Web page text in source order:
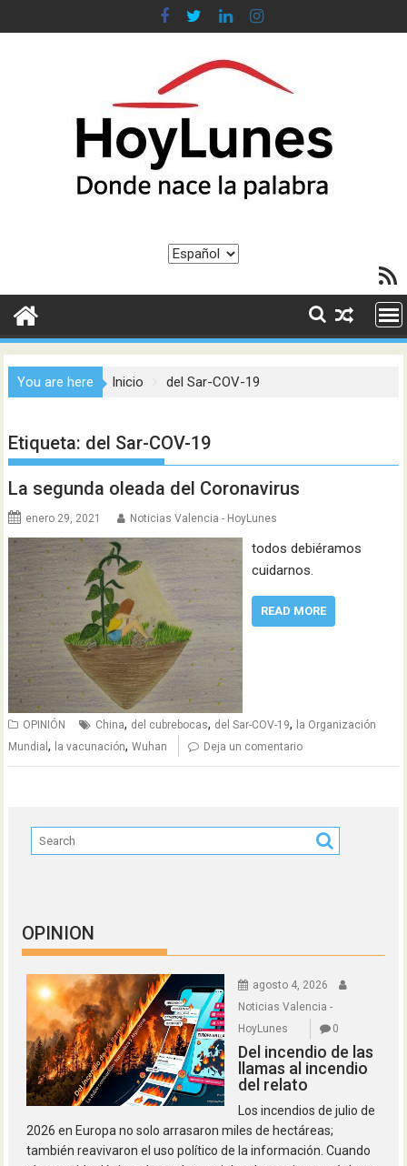
al
Elegir
idioma
Feed
You are here Inicio del Sar-COV-19
Etiqueta: del Sar-COV-19
La segunda oleada del Coronavirus
enero 29, 2021 Noticias Valencia - HoyLunes
todos debiéramos
cuidarnos.
READ MORE
OPINIÓN China, del cubrebocas, del Sar-COV-19,
la Organización
Mundial, la vacunación,Wuhan Deja un comentario
OPINION
agosto 4, 2026
Noticias Valencia -
HoyLunes
0
Del incendio de las
llamas al incendio
del relato
Los incendios de julio de
2026 en Europa no solo arrasaron miles de hectáreas;
también reavivaron el uso político de la información. Cuando